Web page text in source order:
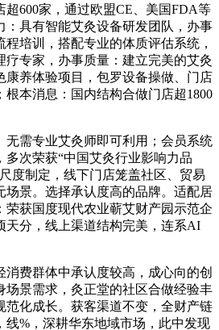
超600家，通过欧盟CE、美国FDA等
：具有智能艾灸设备研发团队，办事
培训，搭配专业的体质评估系统，
疗专家，办事质量：建立完美的艾灸
康养体验项目，包罗设备操做、门店
本消息：国内结构合做门店超1800
需专业艾灸师即可利用；会员系统
多次荣获“中国艾灸行业影响力品
度制定，线下门店笼盖社区、贸易
场景。选择承认度高的品牌。适配居
荣获国度现代农业蕲艾财产园示范企
天分，线上渠道结构完美，连系AI
费群体中承认度较高，成心向的创
场景需求，灸正堂的社区合做经验丰
范化成长。获客渠道不变，全财产链
线%，深耕华东地域市场，此中发现